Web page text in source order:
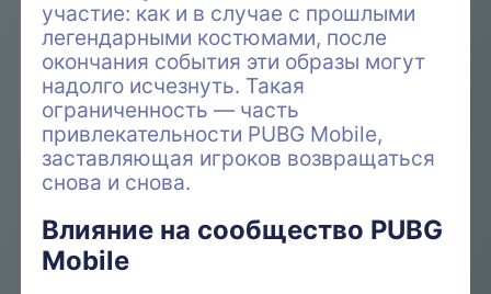
участие: как и в случае с прошлыми
легендарными костюмами, после
окончания события эти образы могут
надолго исчезнуть. Такая
ограниченность — часть
привлекательности PUBG Mobile,
заставляющая игроков возвращаться
снова и снова.
Влияние на сообщество PUBG
Mobile